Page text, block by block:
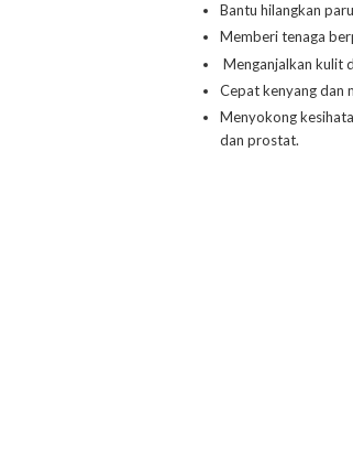
Bantu hilangkan
Memberi tenaga
Menganjalkan kulit
Cepat kenyang dan
Menyokong
dan prostat.